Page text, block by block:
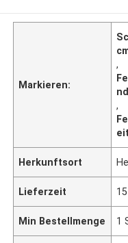
Markieren:
,
,
Herkunftsort
Lieferzeit
Min Bestellmenge 1